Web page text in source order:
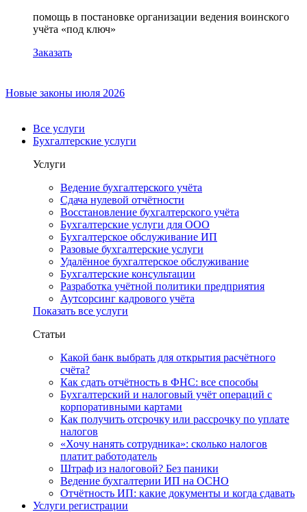
помощь в постановке организации ведения воинского
учёта «под ключ»
Заказать
Новые законы июля 2026
Все услуги
Бухгалтерские услуги
Услуги
Ведение бухгалтерского учёта
Сдача нулевой отчётности
Восстановление бухгалтерского учёта
Бухгалтерские услуги для ООО
Бухгалтерское обслуживание ИП
Разовые бухгалтерские услуги
Удалённое бухгалтерское обслуживание
Бухгалтерские консультации
Разработка учётной политики предприятия
Аутсорсинг кадрового учёта
Показать все услуги
Статьи
Какой банк выбрать для открытия расчётного
счёта?
Как сдать отчётность в ФНС: все способы
Бухгалтерский и налоговый учёт операций с
корпоративными картами
Как получить отсрочку или рассрочку по уплате
налогов
«Хочу нанять сотрудника»: сколько налогов
платит работодатель
Штраф из налоговой? Без паники
Ведение бухгалтерии ИП на ОСНО
Отчётность ИП: какие документы и когда сдавать
Услуги регистрации